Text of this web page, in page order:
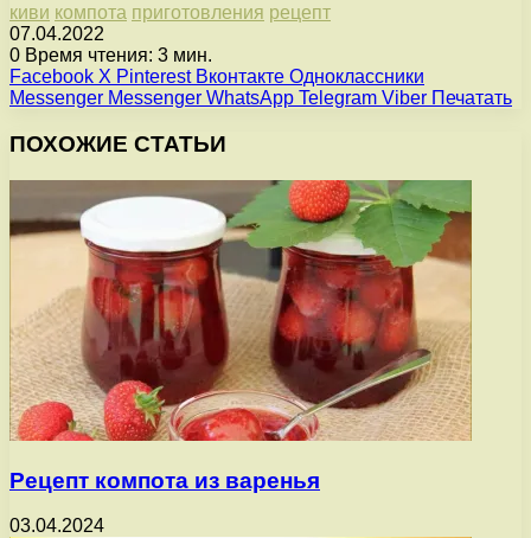
киви компота приготовления рецепт
07.04.2022
0 Время чтения: 3 мин.
Facebook X Pinterest Вконтакте Одноклассники
Messenger Messenger WhatsApp Telegram Viber Печатать
ПОХОЖИЕ СТАТЬИ
Рецепт компота из варенья
03.04.2024